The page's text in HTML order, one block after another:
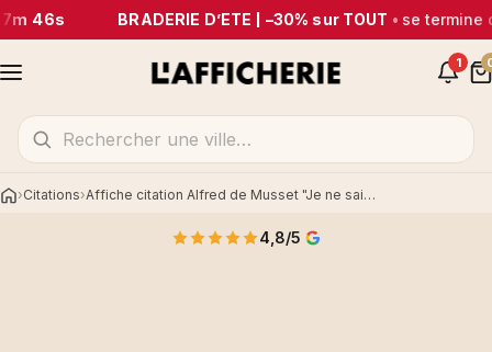
46s BRADERIE D’ÉTÉ | –30% sur TOUT• se termine
1
AccueilCitations Affiche citation Alfred de Musset "Je ne sais pas..."
4,8/5